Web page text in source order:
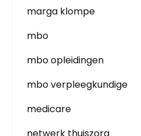
marga klompe
mbo
mbo opleidingen
mbo verpleegkundige
medicare